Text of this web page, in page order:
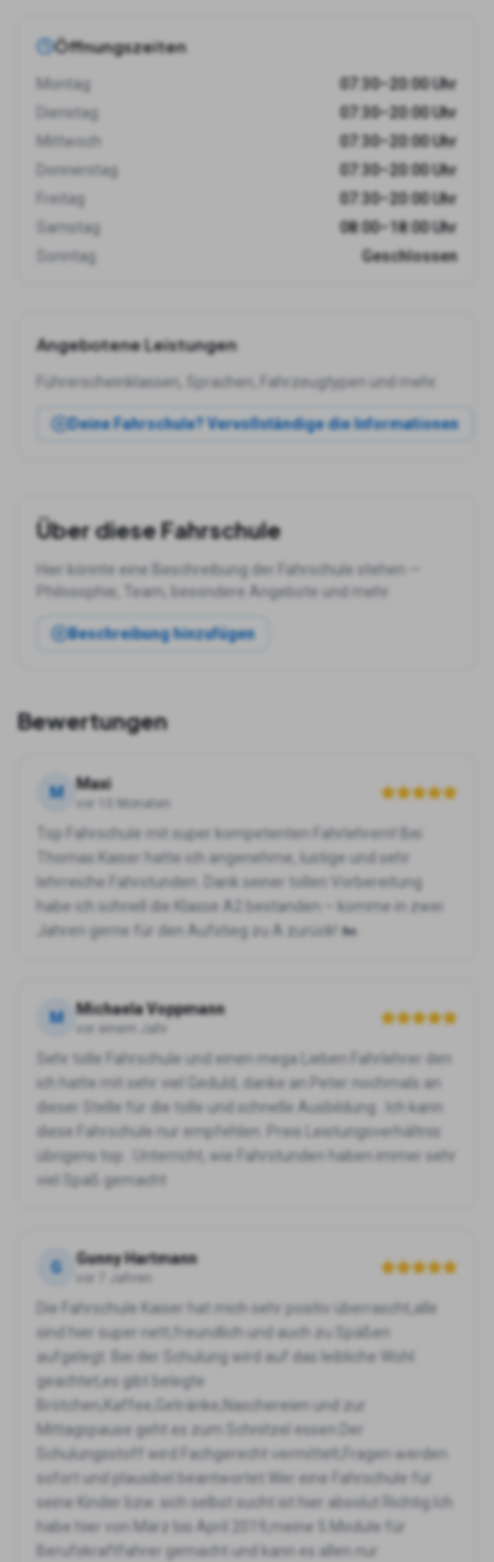
Öffnungszeiten
Montag
07:30–20:00 Uhr
Dienstag
07:30–20:00 Uhr
Mittwoch
07:30–20:00 Uhr
Donnerstag
07:30–20:00 Uhr
Freitag
07:30–20:00 Uhr
Samstag
08:00–18:00 Uhr
Sonntag
Geschlossen
Angebotene Leistungen
Führerscheinklassen, Sprachen, Fahrzeugtypen und mehr.
Deine Fahrschule? Vervollständige die Informationen
Über diese Fahrschule
Hier könnte eine Beschreibung der Fahrschule stehen —
Philosophie, Team, besondere Angebote und mehr.
Beschreibung hinzufügen
Bewertungen
M Maxi
vor 10 Monaten
Top Fahrschule mit super kompetenten Fahrlehrern! Bei
Thomas Kaiser hatte ich angenehme, lustige und sehr
lehrreiche Fahrstunden. Dank seiner tollen Vorbereitung
habe ich schnell die Klasse A2 bestanden – komme in zwei
Jahren gerne für den Aufstieg zu A zurück! 🏍️
M Michaela Voppmann
vor einem Jahr
Sehr tolle Fahrschule und einen mega Lieben Fahrlehrer den
ich hatte mit sehr viel Geduld, danke an Peter nochmals an
dieser Stelle für die tolle und schnelle Ausbildung . Ich kann
diese Fahrschule nur empfehlen. Preis Leistungsverhältnis
übrigens top . Unterricht, wie Fahrstunden haben immer sehr
viel Spaß gemacht
G Gunny Hartmann
vor 7 Jahren
Die Fahrschule Kaiser hat mich sehr positiv überrascht,alle
sind hier super nett,freundlich und auch zu Späßen
aufgelegt. Bei der Schulung wird auf das leibliche Wohl
geachtet,es gibt belegte
Brötchen,Kaffee,Getränke,Naschereien und zur
Mittagspause geht es zum Schnitzel essen.Der
Schulungsstoff wird Fachgerecht vermittelt,Fragen werden
sofort und plausibel beantwortet.Wer eine Fahrschule für
seine Kinder bzw. sich selbst sucht ist hier absolut Richtig.Ich
habe hier von März bis April 2019,meine 5 Module für
Berufskraftfahrer gemacht und kann es allen nur